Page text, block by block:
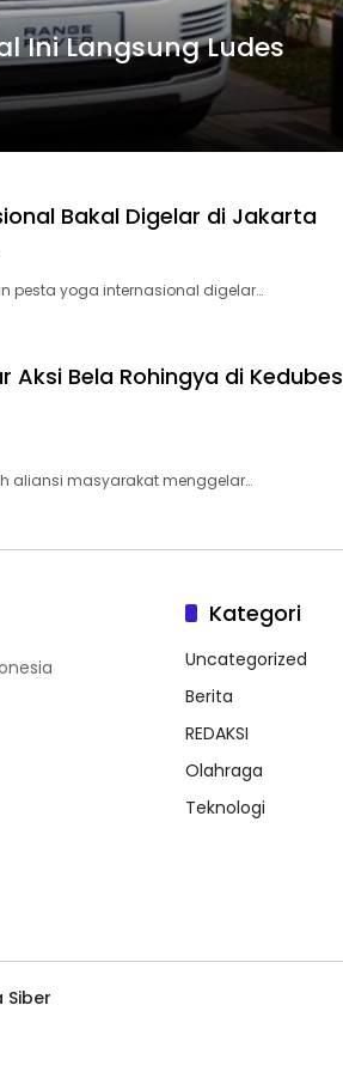
Ini Langsung Ludes
Bakal Digelar di Jakarta
pesta yoga internasional digelar…
Aksi Bela Rohingya di Kedubes
aliansi masyarakat menggelar…
Kategori
Uncategorized
Berita
REDAKSI
Olahraga
Teknologi
Siber